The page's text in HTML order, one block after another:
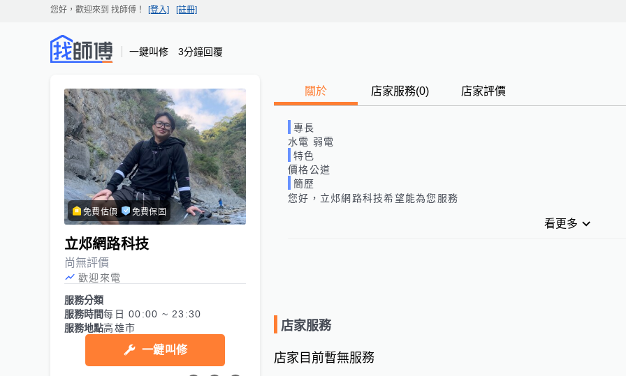
您好，歡迎來到 找師傅 ！ [登入] [註冊]
一鍵叫修 3分鐘回覆
免費估價 免費保固
立邩網路科技
尚無評價
歡迎來電
服務分類
服務時間每日 00:00 ~ 23:30
服務地點高雄市
一鍵叫修
關於 店家服務(0) 店家評價
專長
水電 弱電
特色
價格公道
簡歷
您好，立邩網路科技希望能為您服務
看更多
店家服務
店家目前暫無服務